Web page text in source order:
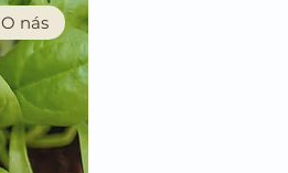
O nás